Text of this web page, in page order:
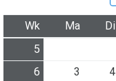
Wk Ma Di
5
6
3 4